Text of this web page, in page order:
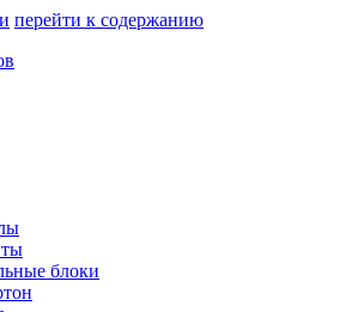
перейти к содержанию
блоки